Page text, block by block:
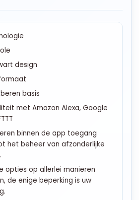
design
basis
met Amazon Alexa, Google
binnen de app toegang
het beheer van afzonderlijke
opties op allerlei manieren
de enige beperking is uw